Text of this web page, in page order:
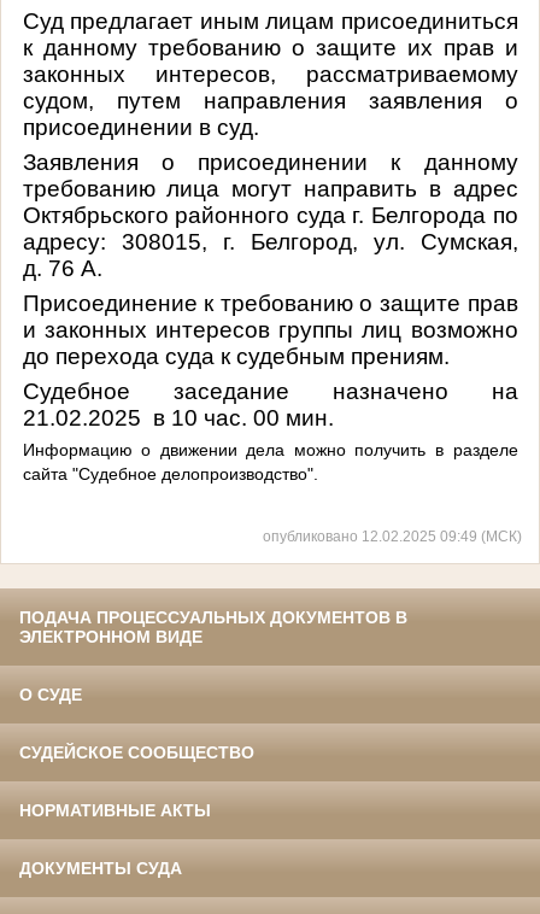
Суд предлагает иным лицам присоединиться
к данному требованию о защите их прав и
законных интересов, рассматриваемому
судом, путем направления заявления о
присоединении в суд.
Заявления о присоединении к данному
требованию лица могут направить в адрес
Октябрьского районного суда г. Белгорода по
адресу: 308015, г. Белгород, ул. Сумская,
д. 76 А.
Присоединение к требованию о защите прав
и законных интересов группы лиц возможно
до перехода суда к судебным прениям.
Судебное заседание назначено на
21.02.2025 в 10 час. 00 мин.
Информацию о движении дела можно получить в разделе
сайта "Судебное делопроизводство".
опубликовано 12.02.2025 09:49 (МСК)
ПОДАЧА ПРОЦЕССУАЛЬНЫХ ДОКУМЕНТОВ В
ЭЛЕКТРОННОМ ВИДЕ
О СУДЕ
СУДЕЙСКОЕ СООБЩЕСТВО
НОРМАТИВНЫЕ АКТЫ
ДОКУМЕНТЫ СУДА